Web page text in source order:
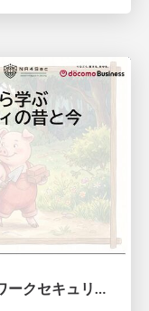
『三匹の子ぶた』から学ぶネットワークセキュリティの昔と今 / Network Security: Then and Now Through the Lens of The Three Little Pigs